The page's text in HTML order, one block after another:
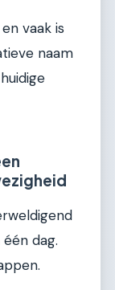
vaak is
naam
dag.